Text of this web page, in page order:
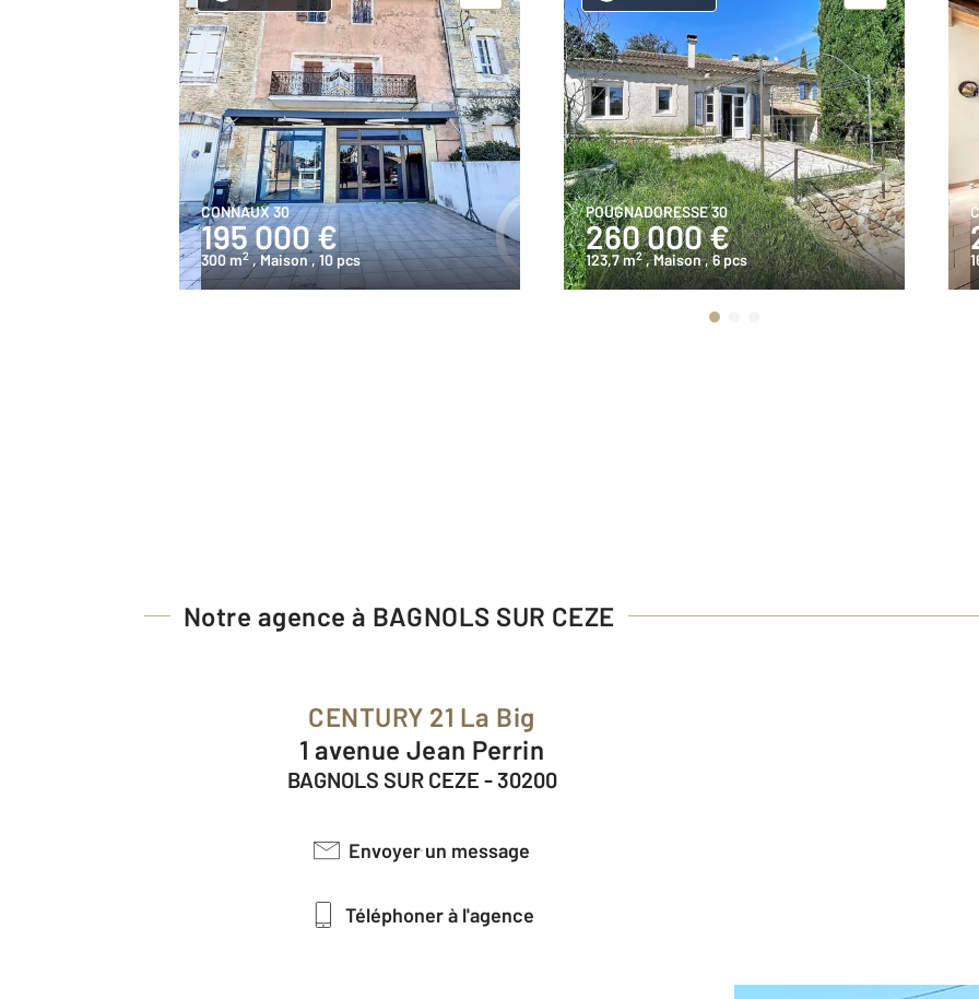
CONNAUX 30
195 000 €
300 m2 , Maison, 10 pcs
POUGNADORESSE 30
260 000 €
123,7 m2 , Maison, 6 pcs
Notre agence à BAGNOLS SUR CEZE
CENTURY 21 La Big
1 avenue Jean Perrin
BAGNOLS SUR CEZE - 30200
Envoyer un message
Téléphoner à l'agence